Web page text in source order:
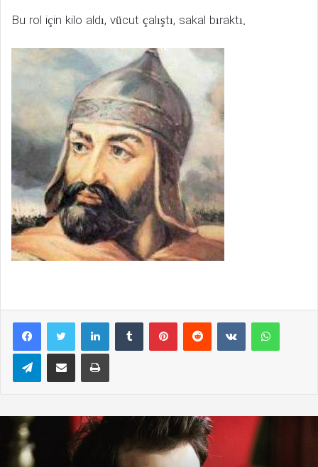
Bu rol için kilo aldı, vücut çalıştı, sakal bıraktı.
LinkedInTumblr PinterestReddit VKontakte
TelegramE-Posta ile paylaş Yazdır